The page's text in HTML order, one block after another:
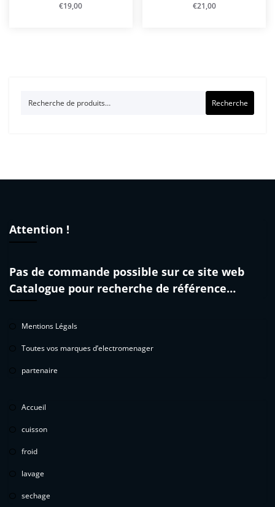
€19,00 €21,00
Recherche
Attention !
Pas de commande possible sur ce site web
Catalogue pour recherche de référence…
Mentions Légals
Toutes vos marques d’electromenager
partenaire
Accueil
cuisson
froid
lavage
sechage